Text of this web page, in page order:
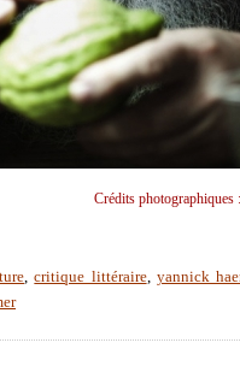
Crédits
,critique littéraire, yannick